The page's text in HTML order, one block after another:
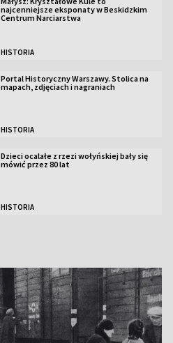
najcenniejsze eksponaty w Beskidzkim
Centrum Narciarstwa
HISTORIA
Portal Historyczny Warszawy. Stolica na
mapach, zdjęciach i nagraniach
HISTORIA
Dzieci ocalałe z rzezi wołyńskiej bały się
mówić przez 80 lat
HISTORIA